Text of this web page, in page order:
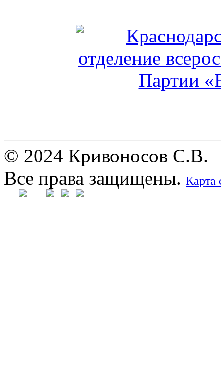
© 2024 Кривоносов С.В.
Все права защищены. Карта